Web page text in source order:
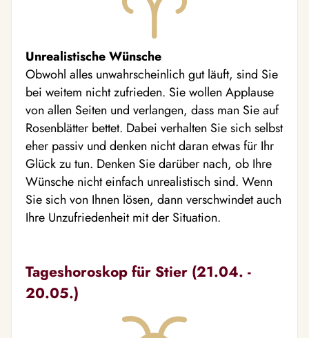
Unrealistische Wünsche
Obwohl alles unwahrscheinlich gut läuft, sind Sie
bei weitem nicht zufrieden. Sie wollen Applause
von allen Seiten und verlangen, dass man Sie auf
Rosenblätter bettet. Dabei verhalten Sie sich selbst
eher passiv und denken nicht daran etwas für Ihr
Glück zu tun. Denken Sie darüber nach, ob Ihre
Wünsche nicht einfach unrealistisch sind. Wenn
Sie sich von Ihnen lösen, dann verschwindet auch
Ihre Unzufriedenheit mit der Situation.
Tageshoroskop für Stier (21.04. -
20.05.)